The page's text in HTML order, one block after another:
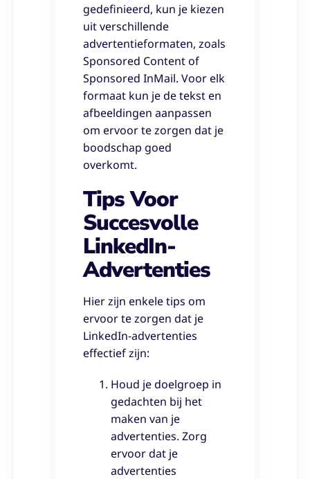
gedefinieerd, kun je kiezen
uit verschillende
advertentieformaten, zoals
Sponsored Content of
Sponsored InMail. Voor elk
formaat kun je de tekst en
afbeeldingen aanpassen
om ervoor te zorgen dat je
boodschap goed
overkomt.
Tips Voor
Succesvolle
LinkedIn-
Advertenties
Hier zijn enkele tips om
ervoor te zorgen dat je
LinkedIn-advertenties
effectief zijn:
Houd je doelgroep in
gedachten bij het
maken van je
advertenties. Zorg
ervoor dat je
advertenties